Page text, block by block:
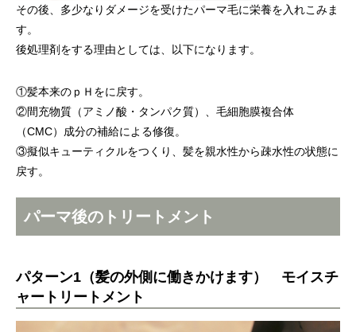
その後、多少なりダメージを受けたパーマ毛に栄養を入れこみま
す。
後処理剤をする理由としては、以下になります。
①髪本来のｐＨをに戻す。
②間充物質（アミノ酸・タンパク質）、毛細胞膜複合体
（CMC）成分の補給による修復。
③擬似キューティクルをつくり、髪を親水性から疎水性の状態に
戻す。
パーマ後のトリートメント
パターン1（髪の外側に働きかけます） モイスチ
ャートリートメント